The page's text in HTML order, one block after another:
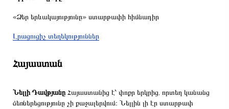
«Ձեր երևակայությունը» ստարթափի հիմնադիր
Լրացուցիչ տեղեկություններ
Հայաստան
Նելլի ԴավթյանըՀայաստանից է՝ փոքր երկրից, որտեղ կանանց
ձեռներեցությունը չի քաջալերվում։ Նելլին լի էր ստարթափ